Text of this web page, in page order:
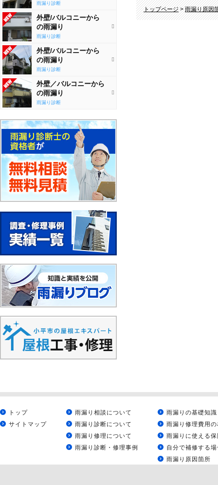
トップページ>雨漏り原因
雨漏り診断
外壁/バルコニーから
の雨漏り
雨漏り診断
外壁/バルコニーから
の雨漏り
雨漏り診断
外壁／バルコニーから
の雨漏り
雨漏り診断
トップ
サイトマップ
雨漏り相談について
雨漏り診断について
雨漏り修理について
雨漏り診断・修理事例
雨漏りの基礎知識
雨漏り修理費用
雨漏りに使える
自分で補修する
雨漏り原因箇所